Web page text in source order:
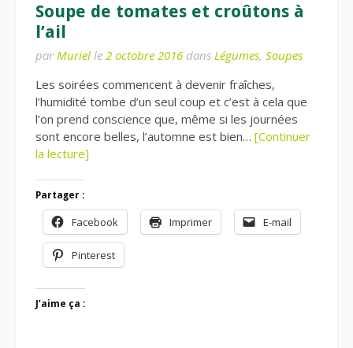
Soupe de tomates et croûtons à
l’ail
par Muriel le 2 octobre 2016 dans Légumes, Soupes
Les soirées commencent à devenir fraîches,
l’humidité tombe d’un seul coup et c’est à cela que
l’on prend conscience que, même si les journées
sont encore belles, l’automne est bien… [Continuer
la lecture]
Partager :
Facebook Imprimer E-mail
Pinterest
J’aime ça :